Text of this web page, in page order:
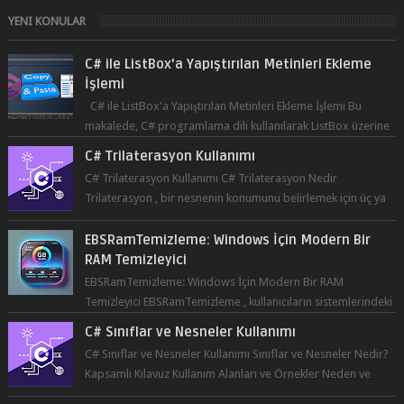
programlama dilinde, düzenli ifad...
YENI KONULAR
C# ile ListBox'a Yapıştırılan Metinleri Ekleme
İşlemi
C# ile ListBox'a Yapıştırılan Metinleri Ekleme İşlemi Bu
makalede, C# programlama dili kullanılarak ListBox üzerine
C# Trilaterasyon Kullanımı
C# Trilaterasyon Kullanımı C# Trilaterasyon Nedir
Trilaterasyon , bir nesnenin konumunu belirlemek için üç ya
da daha fazla refer...
EBSRamTemizleme: Windows İçin Modern Bir
RAM Temizleyici
EBSRamTemizleme: Windows İçin Modern Bir RAM
Temizleyici EBSRamTemizleme , kullanıcıların sistemlerindeki
C# Sınıflar ve Nesneler Kullanımı
C# Sınıflar ve Nesneler Kullanımı Sınıflar ve Nesneler Nedir?
Kapsamlı Kılavuz Kullanım Alanları ve Örnekler Neden ve
Nasıl ...